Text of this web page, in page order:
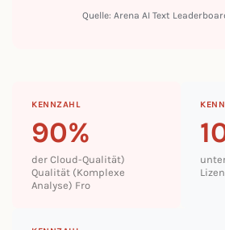
Quelle: Arena AI Text
KENNZAHL
90%
der Cloud-Qualität)
Qualität (Komplexe
Analyse) Fro